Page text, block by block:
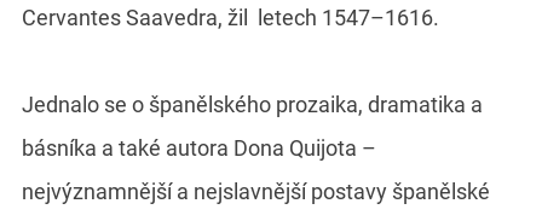
Cervantes Saavedra, žil letech 1547–1616.
Jednalo se o španělského prozaika, dramatika a
básníka a také autora Dona Quijota –
nejvýznamnější a nejslavnější postavy španělské